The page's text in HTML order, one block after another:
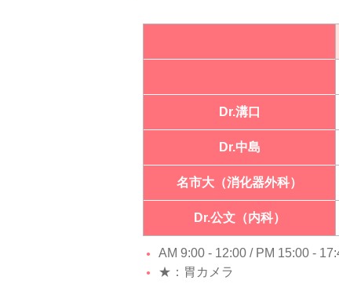
Dr.溝口
Dr.中島
名市大（消化器外科）
Dr.公文（内科）
AM 9:00 - 12:00 / PM 15:00 -
★：胃カメラ